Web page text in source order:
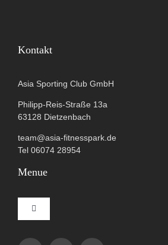
Kontakt
Asia Sporting Club GmbH
Philipp-Reis-Straße 13a
63128 Dietzenbach
team@asia-fitnesspark.de
Tel 06074 28954
Menue
Toggle
Navigation
Impressum